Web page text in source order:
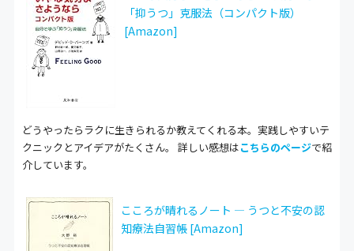
「抑うつ」克服法（コンパクト版）
[Amazon]
どうやったらラクに生きられるか教えてくれる本。実践しやすいテ
クニックとアイデアがたくさん。 詳しい感想はこちらのページで紹
介しています。
こころが晴れるノート ― うつと不安の認
知療法自習帳 [Amazon]